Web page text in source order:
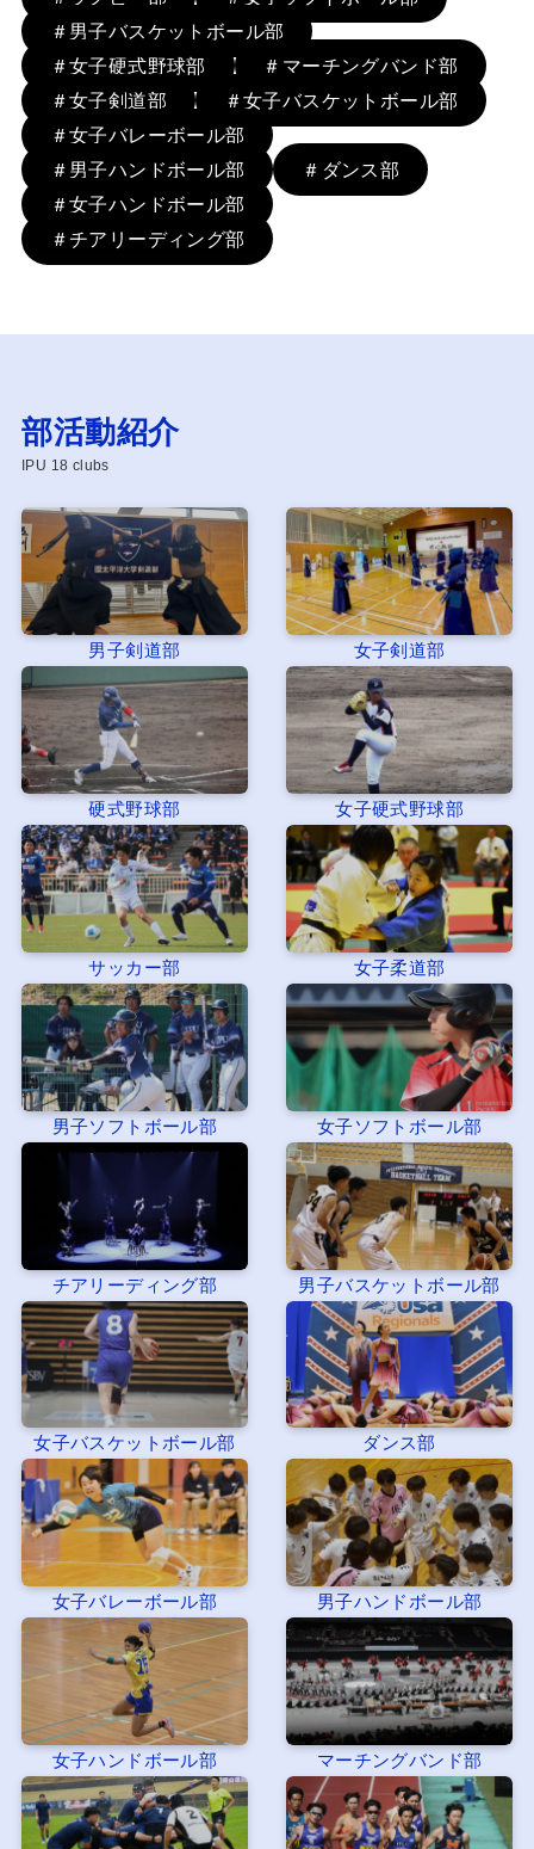
＃男子バスケットボール部
＃女子硬式野球部
＃マーチングバンド部
＃女子剣道部
＃女子バスケットボール部
＃女子バレーボール部
＃男子ハンドボール部
＃ダンス部
＃女子ハンドボール部
＃チアリーディング部
部活動紹介
IPU 18 clubs
男子剣道部 女子剣道部
硬式野球部 女子硬式野球部
サッカー部 女子柔道部
男子ソフトボール部 女子ソフトボール部
チアリーディング部 男子バスケットボール部
女子バスケットボール部 ダンス部
女子バレーボール部 男子ハンドボール部
女子ハンドボール部 マーチングバンド部